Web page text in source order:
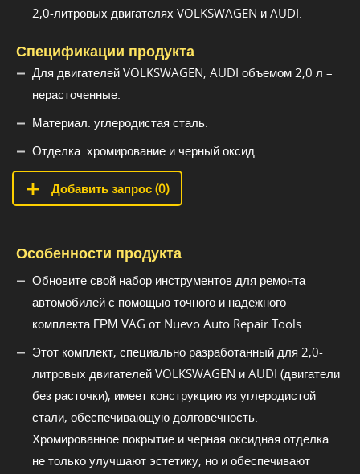
2,0-литровых двигателях VOLKSWAGEN и AUDI.
Спецификации продукта
Для двигателей VOLKSWAGEN, AUDI объемом 2,0 л –
нерасточенные.
Материал: углеродистая сталь.
Отделка: хромирование и черный оксид.
Добавить запрос (0)
Особенности продукта
Обновите свой набор инструментов для ремонта
автомобилей с помощью точного и надежного
комплекта ГРМ VAG от Nuevo Auto Repair Tools.
Этот комплект, специально разработанный для 2,0-
литровых двигателей VOLKSWAGEN и AUDI (двигатели
без расточки), имеет конструкцию из углеродистой
стали, обеспечивающую долговечность.
Хромированное покрытие и черная оксидная отделка
не только улучшают эстетику, но и обеспечивают